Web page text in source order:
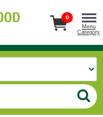
0
Menu
Category